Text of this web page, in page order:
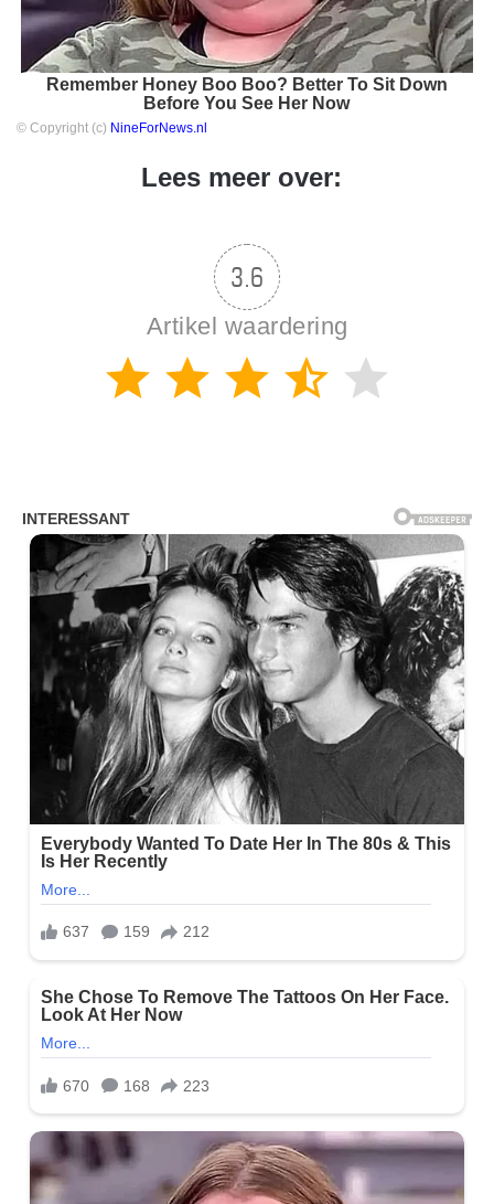
Remember Honey Boo Boo? Better To Sit Down
Before You See Her Now
© Copyright (c) NineForNews.nl
Lees meer over:
3.6
Artikel waardering